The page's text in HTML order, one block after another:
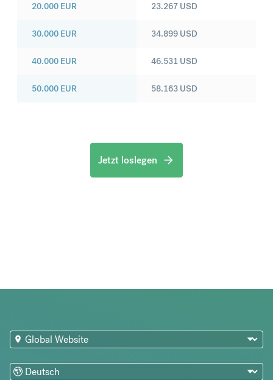
20.000 EUR
30.000 EUR
40.000 EUR
50.000 EUR
23.267 USD
34.899 USD
46.531 USD
58.163 USD
Jetzt loslegen